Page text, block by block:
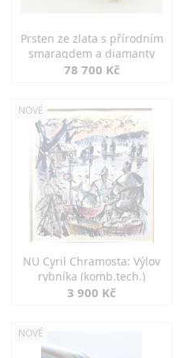
Prsten ze zlata s přírodním
smaragdem a diamanty
78 700 Kč
NOVÉ
NU Cyril Chramosta: Výlov
rybníka (komb.tech.)
3 900 Kč
NOVÉ